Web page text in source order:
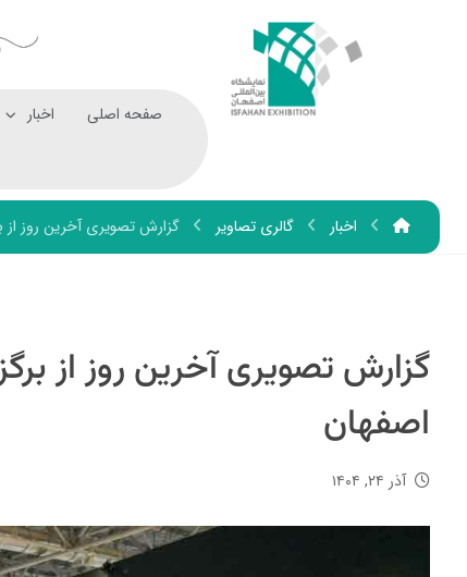
صفحه اصلی اخبار
اخبار گالری تصاویر گزارش تصویری آخرین روز از
گزارش تصویری آخرین روز از
اصفهان
آذر ۲۴, ۱۴۰۴